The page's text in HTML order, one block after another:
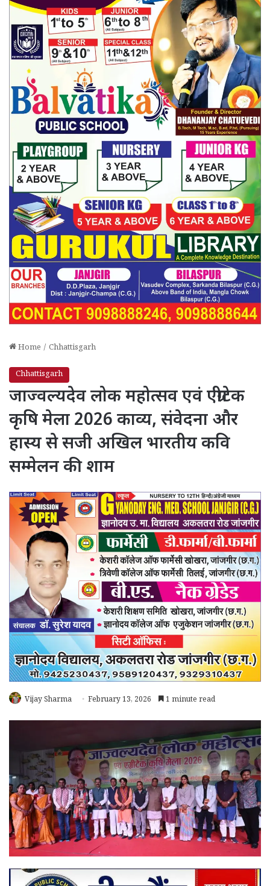
Home / Chhattisgarh
Chhattisgarh
जाज्वल्यदेव लोक महोत्सव एवं एग्रीटेक
कृषि मेला 2026 काव्य, संवेदना और
हास्य से सजी अखिल भारतीय कवि
सम्मेलन की शाम
Vijay Sharma February 13, 2026 1 minute read